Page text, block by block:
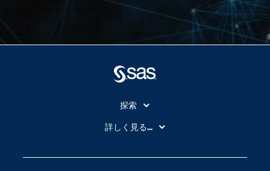
探索
My SAS
SASを選ぶ理由
詳しく見る...